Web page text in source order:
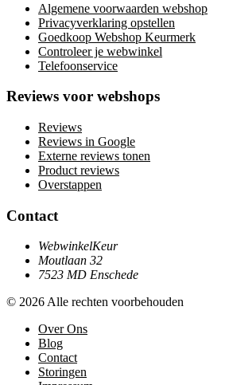
Algemene voorwaarden webshop
Privacyverklaring opstellen
Goedkoop Webshop Keurmerk
Controleer je webwinkel
Telefoonservice
Reviews voor webshops
Reviews
Reviews in Google
Externe reviews tonen
Product reviews
Overstappen
Contact
WebwinkelKeur
Moutlaan 32
7523 MD Enschede
© 2026 Alle rechten voorbehouden
Over Ons
Blog
Contact
Storingen